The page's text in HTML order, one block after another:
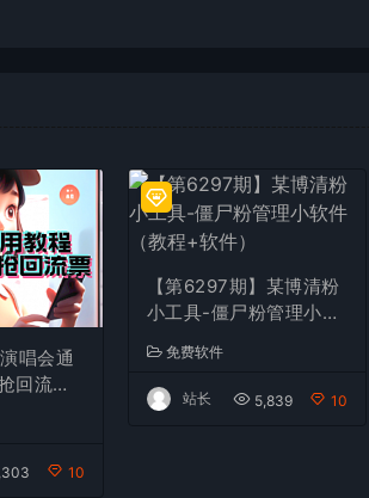
唱会通
回流票
10
【第6297期】某博清粉
小工具-僵尸粉管理小软
免费软件
站长 5,839 10